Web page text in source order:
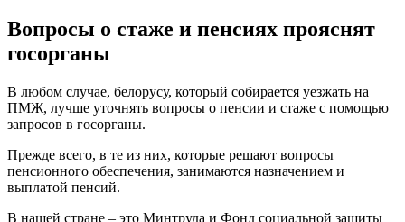
Вопросы о стаже и пенсиях прояснят
госорганы
В любом случае, белорусу, который собирается уезжать на
ПМЖ, лучше уточнять вопросы о пенсии и стаже с помощью
запросов в госорганы.
Прежде всего, в те из них, которые решают вопросы
пенсионного обеспечения, занимаются назначением и
выплатой пенсий.
В нашей стране – это Минтруда и Фонд социальной защиты